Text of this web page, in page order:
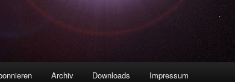
Archiv Downloads Impressum